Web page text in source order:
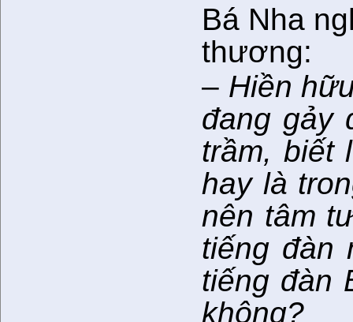
Bá Nha
thương:
– Hiền
đang gảy
trầm, biết
hay là
nên tâm
tiếng đàn
tiếng đàn
không?